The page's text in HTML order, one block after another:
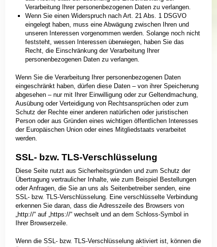
Verarbeitung Ihrer personenbezogenen Daten zu verlangen.
Wenn Sie einen Widerspruch nach Art. 21 Abs. 1 DSGVO
eingelegt haben, muss eine Abwägung zwischen Ihren und
unseren Interessen vorgenommen werden. Solange noch nicht
feststeht, wessen Interessen überwiegen, haben Sie das
Recht, die Einschränkung der Verarbeitung Ihrer
personenbezogenen Daten zu verlangen.
Wenn Sie die Verarbeitung Ihrer personenbezogenen Daten
eingeschränkt haben, dürfen diese Daten – von ihrer Speicherung
abgesehen – nur mit Ihrer Einwilligung oder zur Geltendmachung,
Ausübung oder Verteidigung von Rechtsansprüchen oder zum
Schutz der Rechte einer anderen natürlichen oder juristischen
Person oder aus Gründen eines wichtigen öffentlichen Interesses
der Europäischen Union oder eines Mitgliedstaats verarbeitet
werden.
SSL- bzw. TLS-Verschlüsselung
Diese Seite nutzt aus Sicherheitsgründen und zum Schutz der
Übertragung vertraulicher Inhalte, wie zum Beispiel Bestellungen
oder Anfragen, die Sie an uns als Seitenbetreiber senden, eine
SSL- bzw. TLS-Verschlüsselung. Eine verschlüsselte Verbindung
erkennen Sie daran, dass die Adresszeile des Browsers von
„http://“ auf „https://“ wechselt und an dem Schloss-Symbol in
Ihrer Browserzeile.
Wenn die SSL- bzw. TLS-Verschlüsselung aktiviert ist, können die